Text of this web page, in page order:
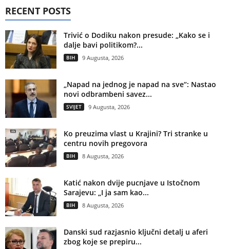
RECENT POSTS
Trivić o Dodiku nakon presude: „Kako se i
dalje bavi politikom?...
BIH 9 Augusta, 2026
„Napad na jednog je napad na sve“: Nastao
novi odbrambeni savez...
SVIJET 9 Augusta, 2026
Ko preuzima vlast u Krajini? Tri stranke u
centru novih pregovora
BIH 8 Augusta, 2026
Katić nakon dvije pucnjave u Istočnom
Sarajevu: „I ja sam kao...
BIH 8 Augusta, 2026
Danski sud razjasnio ključni detalj u aferi
zbog koje se prepiru...